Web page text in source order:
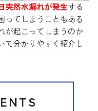
突然水漏れが発生する
ってしまうこともある
が起こってしまうのか
て分かりやすく紹介し